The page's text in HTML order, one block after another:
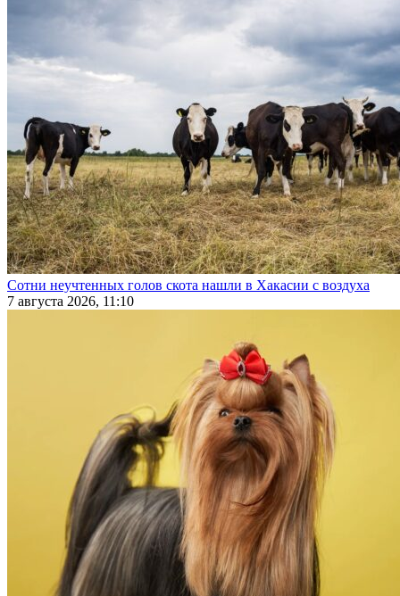
Сотни неучтенных голов скота нашли в Хакасии с воздуха
7 августа 2026, 11:10